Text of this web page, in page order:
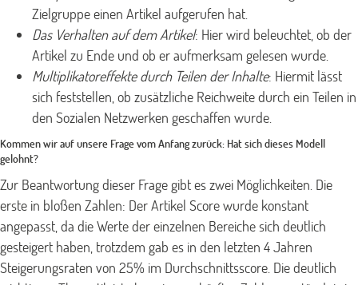
Zielgruppe einen Artikel aufgerufen hat.
Das Verhalten auf dem Artikel: Hier wird beleuchtet, ob der
Artikel zu Ende und ob er aufmerksam gelesen wurde.
Multiplikatoreffekte durch Teilen der Inhalte: Hiermit lässt
sich feststellen, ob zusätzliche Reichweite durch ein Teilen in
den Sozialen Netzwerken geschaffen wurde.
Kommen wir auf unsere Frage vom Anfang zurück: Hat sich dieses Modell
gelohnt?
Zur Beantwortung dieser Frage gibt es zwei Möglichkeiten. Die
erste in bloßen Zahlen: Der Artikel Score wurde konstant
angepasst, da die Werte der einzelnen Bereiche sich deutlich
gesteigert haben, trotzdem gab es in den letzten 4 Jahren
Steigerungsraten von 25% im Durchschnittsscore. Die deutlich